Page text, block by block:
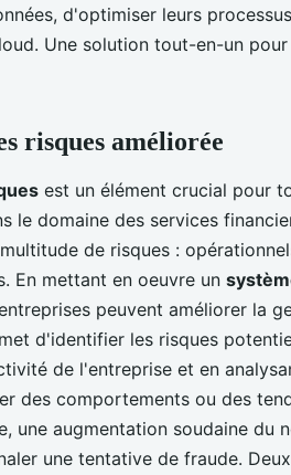
d'optimiser leurs
Une solution tout-en-un
risques améliorée
est un élément crucial pour
le domaine des services
de risques :
En mettant en oeuvre un
peuvent améliorer la
d'identifier les risques
de l'entreprise et en
des comportements ou des
une augmentation soudaine du
une tentative de fraude.